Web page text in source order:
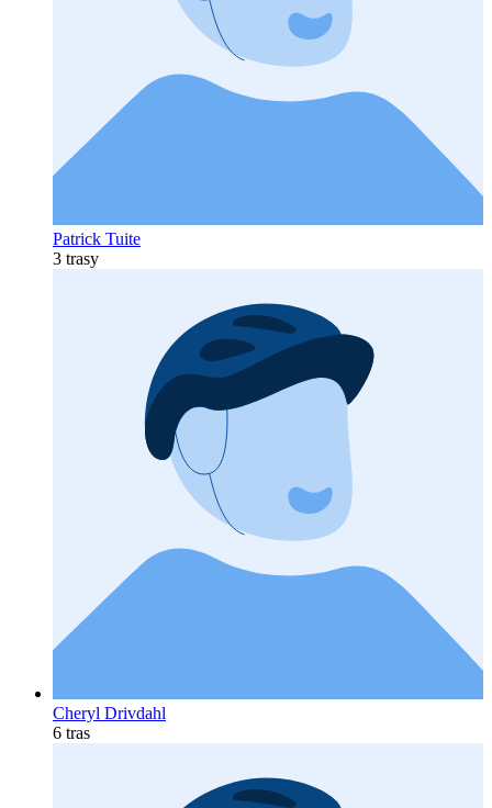
Patrick Tuite
3 trasy
Cheryl Drivdahl
6 tras